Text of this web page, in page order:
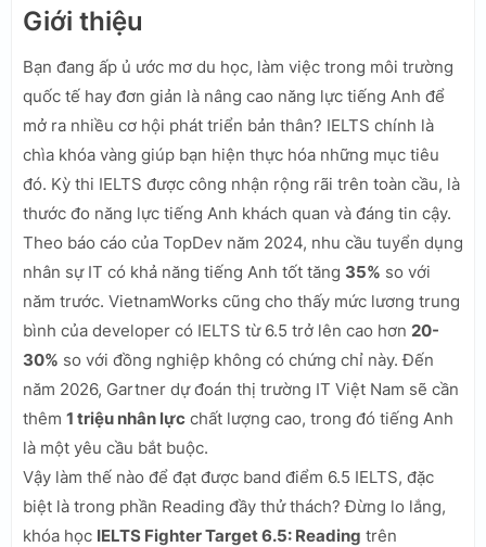
Giới thiệu
Bạn đang ấp ủ ước mơ du học, làm việc trong môi trường
quốc tế hay đơn giản là nâng cao năng lực tiếng Anh để
mở ra nhiều cơ hội phát triển bản thân? IELTS chính là
chìa khóa vàng giúp bạn hiện thực hóa những mục tiêu
đó. Kỳ thi IELTS được công nhận rộng rãi trên toàn cầu, là
thước đo năng lực tiếng Anh khách quan và đáng tin cậy.
Theo báo cáo của TopDev năm 2024, nhu cầu tuyển dụng
nhân sự IT có khả năng tiếng Anh tốt tăng 35% so với
năm trước. VietnamWorks cũng cho thấy mức lương trung
bình của developer có IELTS từ 6.5 trở lên cao hơn 20-
30% so với đồng nghiệp không có chứng chỉ này. Đến
năm 2026, Gartner dự đoán thị trường IT Việt Nam sẽ cần
thêm 1 triệu nhân lực chất lượng cao, trong đó tiếng Anh
là một yêu cầu bắt buộc.
Vậy làm thế nào để đạt được band điểm 6.5 IELTS, đặc
biệt là trong phần Reading đầy thử thách? Đừng lo lắng,
khóa học IELTS Fighter Target 6.5: Reading trên